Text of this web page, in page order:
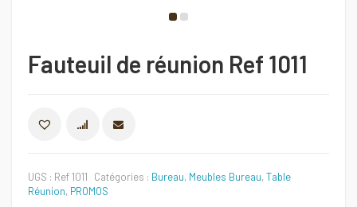
Fauteuil de réunion Ref 1011
COMPARER
UGS : Ref 1011 Catégories : Bureau, Meubles Bureau, Table
Réunion, PROMOS